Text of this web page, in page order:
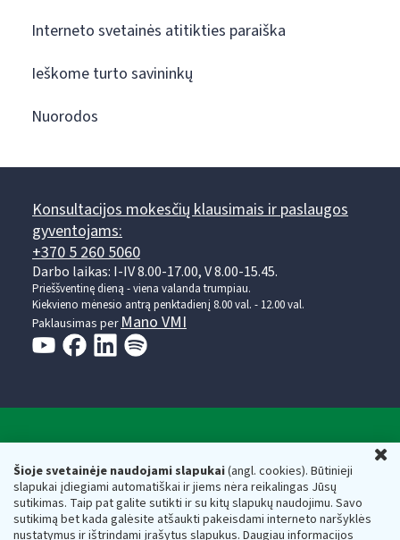
Šioje svetainėje naudojami slapukai(angl. cookies). Būtinieji
slapukai įdiegiami automatiškai ir jiems nėra reikalingas Jūsų
sutikimas. Taip pat galite sutikti ir su kitų slapukų naudojimu. Savo
sutikimą bet kada galėsite atšaukti pakeisdami interneto naršyklės
nustatymus ir ištrindami įrašytus slapukus. Daugiau informacijos
Interneto svetainės atitikties paraiška
Ieškome turto savininkų
Nuorodos
Konsultacijos mokesčių klausimais ir paslaugos
gyventojams:
+370 5 260 5060
Darbo laikas: I-IV 8.00-17.00, V 8.00-15.45.
Prieššventinę dieną - viena valanda trumpiau.
Kiekvieno mėnesio antrą penktadienį 8.00 val. - 12.00 val.
Paklausimas per Mano VMI
Respublikos finansų ministerijos
Biudžetinė įstaiga. Juridinio asmens kodas — 188659752,
adresas: Vasario 16-osios g. 14, 01107 Vilnius, Lietuva, el.paštas:
vmi@vmi.lt, E. pristatymo dėžutės adresas 188659752